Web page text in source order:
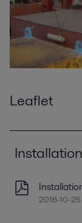
Leaflet
2016-10-25